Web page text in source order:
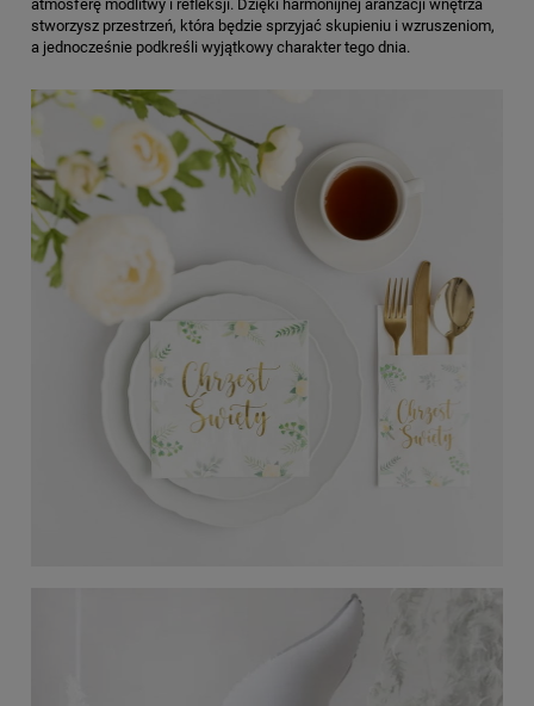
atmosferę modlitwy i refleksji. Dzięki harmonijnej aranżacji wnętrza
stworzysz przestrzeń, która będzie sprzyjać skupieniu i wzruszeniom,
a jednocześnie podkreśli wyjątkowy charakter tego dnia.